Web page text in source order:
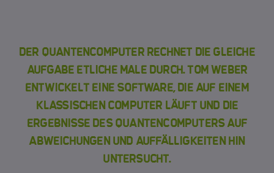
Der Quantencomputer rechnet die gleiche
Aufgabe etliche Male durch. Tom Weber
entwickelt eine Software, die auf einem
klassischen Computer läuft und die
Ergebnisse des Quantencomputers auf
Abweichungen und Auffälligkeiten hin
untersucht.